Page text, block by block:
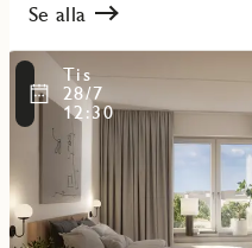
Se alla
Tis
28/7
12:30
Läs
mer
objekt